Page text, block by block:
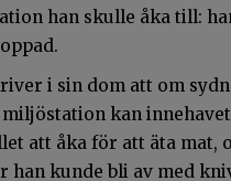
han skulle åka till:
i sin dom att om
kan
att åka för att äta mat,
han kunde bli av med